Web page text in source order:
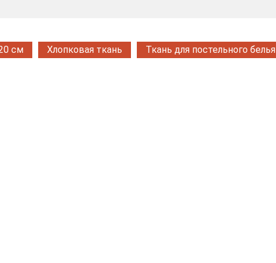
см Хлопковая ткань Ткань для постельного белья